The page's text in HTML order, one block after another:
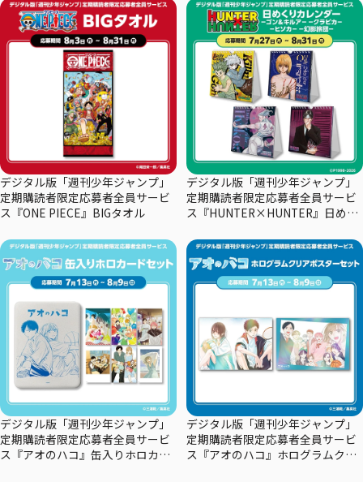
デジタル版「週刊少年ジャンプ」
定期購読者限定応募者全員サービ
ス『ONE PIECE』BIGタオル
デジタル版「週刊少年ジャンプ」
定期購読者限定応募者全員サービ
ス『HUNTER×HUNTER』日めく
デジタル版「週刊少年ジャンプ」
定期購読者限定応募者全員サービ
ス『アオのハコ』缶入りホロカー
デジタル版「週刊少年ジャンプ」
定期購読者限定応募者全員サービ
ス『アオのハコ』ホログラムクリ